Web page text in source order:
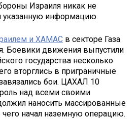
Израиля никак не
указанную информацию.
и ХАМАС в секторе Газа
Боевики движения выпустили
государства несколько
вторглись в приграничные
бои. ЦАХАЛ 10
над всеми своими
наносить массированные
чего начал наземную операцию.